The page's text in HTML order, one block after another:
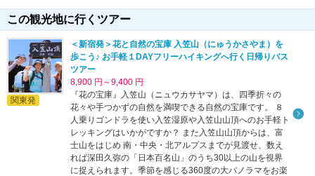
この観光地に行くツアー
関東発
＜新宿発＞花と自然の宝庫 入笠山（にゅうかさやま）を
歩こう♪ お手軽１DAYフリーハイキングへ行く日帰りバス
ツアー
8,900 円～9,400 円
『花の宝庫』入笠山（ニュウカサヤマ）は、四季折々の
花々や手つかずの自然を満喫できる自然の宝庫です。 ８
人乗りゴンドラを使い入笠湿原や入笠山山頂へのお手軽ト
レッキングはいかがですか？ また入笠山山頂からは、富
士山をはじめ 南・中央・北アルプスまでが見渡せ、数え
れば深田久弥の「日本百名山」のうち30以上の山を視界
に捉えられます。季節を感じる360度の大パノラマをお楽